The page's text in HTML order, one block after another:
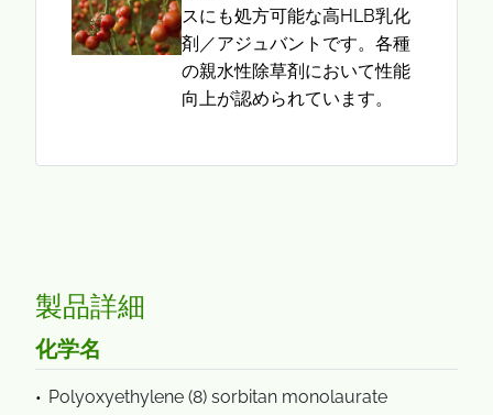
スにも処方可能な高HLB乳化
剤／アジュバントです。各種
の親水性除草剤において性能
向上が認められています。
製品詳細
化学名
Polyoxyethylene (8) sorbitan monolaurate